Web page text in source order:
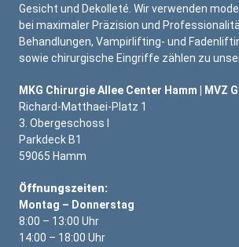
Gesicht und Dekolleté. Wir verwenden
bei maximaler Präzision und
Behandlungen, Vampirlifting- und
sowie chirurgische Eingriffe zählen zu
MKG Chirurgie Allee Center Hamm | MVZ
Richard-Matthaei-Platz 1
3. Obergeschoss I
Parkdeck B1
59065 Hamm
Öffnungszeiten:
Montag – Donnerstag
8:00 – 13:00 Uhr
14:00 – 18:00 Uhr